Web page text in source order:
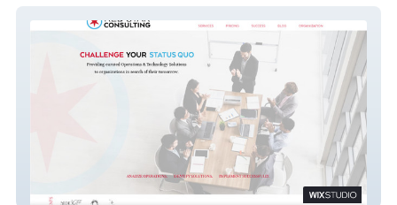
RED STAR CONSULTING